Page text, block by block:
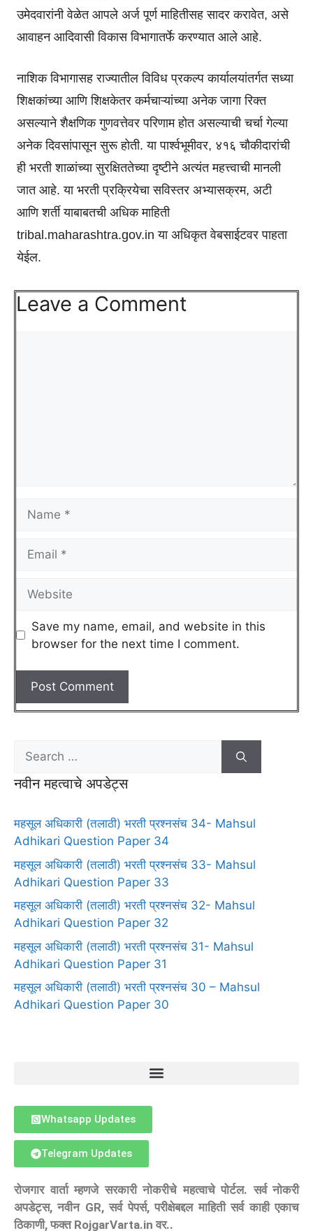
उमेदवारांनी वेळेत आपले अर्ज पूर्ण माहितीसह सादर करावेत, असे
आवाहन आदिवासी विकास विभागातर्फे करण्यात आले आहे.
नाशिक विभागासह राज्यातील विविध प्रकल्प कार्यालयांतर्गत सध्या
शिक्षकांच्या आणि शिक्षकेतर कर्मचाऱ्यांच्या अनेक जागा रिक्त
असल्याने शैक्षणिक गुणवत्तेवर परिणाम होत असल्याची चर्चा गेल्या
अनेक दिवसांपासून सुरू होती. या पार्श्वभूमीवर, ४१६ चौकीदारांची
ही भरती शाळांच्या सुरक्षिततेच्या दृष्टीने अत्यंत महत्त्वाची मानली
जात आहे. या भरती प्रक्रियेचा सविस्तर अभ्यासक्रम, अटी
आणि शर्ती याबाबतची अधिक माहिती
tribal.maharashtra.gov.in या अधिकृत वेबसाईटवर पाहता
येईल.
Leave a Comment
Save my name, email, and website in this
browser for the next time I comment.
नवीन महत्वाचे अपडेट्स
महसूल अधिकारी (तलाठी) भरती प्रश्नसंच 34- Mahsul
Adhikari Question Paper 34
महसूल अधिकारी (तलाठी) भरती प्रश्नसंच 33- Mahsul
Adhikari Question Paper 33
महसूल अधिकारी (तलाठी) भरती प्रश्नसंच 32- Mahsul
Adhikari Question Paper 32
महसूल अधिकारी (तलाठी) भरती प्रश्नसंच 31- Mahsul
Adhikari Question Paper 31
महसूल अधिकारी (तलाठी) भरती प्रश्नसंच 30 – Mahsul
Adhikari Question Paper 30
Whatsapp Updates
Telegram Updates
रोजगार वार्ता म्हणजे सरकारी नोकरीचे महत्वाचे पोर्टल. सर्व नोकरी
अपडेट्स, नवीन GR, सर्व पेपर्स, परीक्षेबद्दल माहिती सर्व काही एकाच
ठिकाणी, फक्त RojgarVarta.in वर..